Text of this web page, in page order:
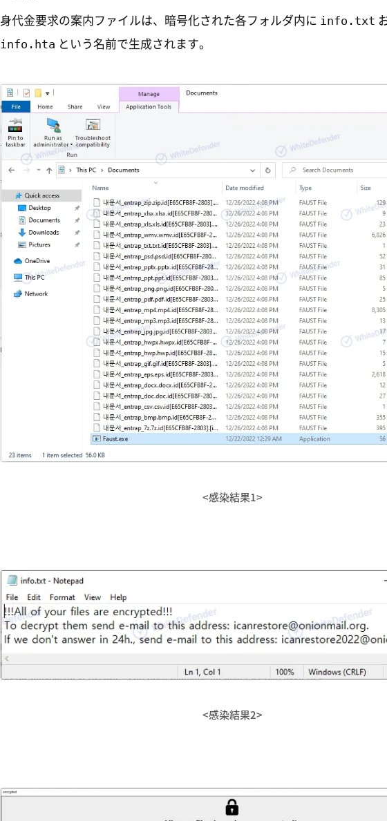
身代金要求の案内ファイルは、暗号化された各フォルダ内に info.txt
info.hta という名前で生成されます。
<感染結果1>
<感染結果2>